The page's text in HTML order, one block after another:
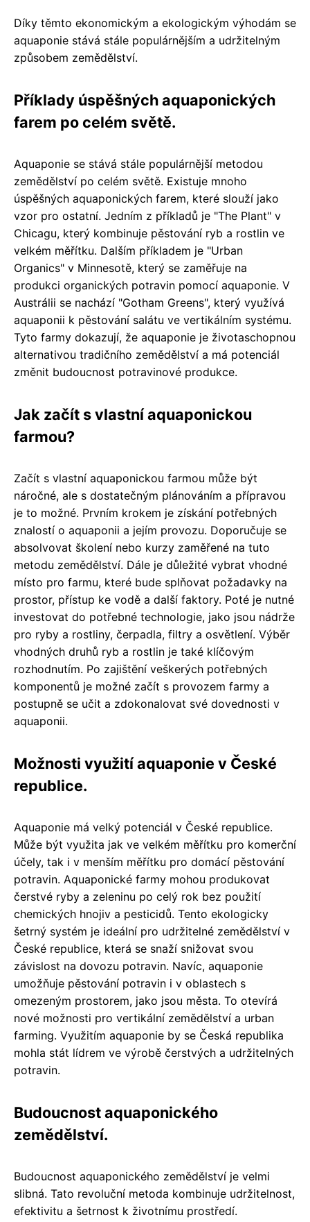
Díky těmto ekonomickým a ekologickým výhodám se
aquaponie stává stále populárnějším a udržitelným
způsobem zemědělství.
Příklady úspěšných aquaponických
farem po celém světě.
Aquaponie se stává stále populárnější metodou
zemědělství po celém světě. Existuje mnoho
úspěšných aquaponických farem, které slouží jako
vzor pro ostatní. Jedním z příkladů je "The Plant" v
Chicagu, který kombinuje pěstování ryb a rostlin ve
velkém měřítku. Dalším příkladem je "Urban
Organics" v Minnesotě, který se zaměřuje na
produkci organických potravin pomocí aquaponie. V
Austrálii se nachází "Gotham Greens", který využívá
aquaponii k pěstování salátu ve vertikálním systému.
Tyto farmy dokazují, že aquaponie je životaschopnou
alternativou tradičního zemědělství a má potenciál
změnit budoucnost potravinové produkce.
Jak začít s vlastní aquaponickou
farmou?
Začít s vlastní aquaponickou farmou může být
náročné, ale s dostatečným plánováním a přípravou
je to možné. Prvním krokem je získání potřebných
znalostí o aquaponii a jejím provozu. Doporučuje se
absolvovat školení nebo kurzy zaměřené na tuto
metodu zemědělství. Dále je důležité vybrat vhodné
místo pro farmu, které bude splňovat požadavky na
prostor, přístup ke vodě a další faktory. Poté je nutné
investovat do potřebné technologie, jako jsou nádrže
pro ryby a rostliny, čerpadla, filtry a osvětlení. Výběr
vhodných druhů ryb a rostlin je také klíčovým
rozhodnutím. Po zajištění veškerých potřebných
komponentů je možné začít s provozem farmy a
postupně se učit a zdokonalovat své dovednosti v
aquaponii.
Možnosti využití aquaponie v České
republice.
Aquaponie má velký potenciál v České republice.
Může být využita jak ve velkém měřítku pro komerční
účely, tak i v menším měřítku pro domácí pěstování
potravin. Aquaponické farmy mohou produkovat
čerstvé ryby a zeleninu po celý rok bez použití
chemických hnojiv a pesticidů. Tento ekologicky
šetrný systém je ideální pro udržitelné zemědělství v
České republice, která se snaží snižovat svou
závislost na dovozu potravin. Navíc, aquaponie
umožňuje pěstování potravin i v oblastech s
omezeným prostorem, jako jsou města. To otevírá
nové možnosti pro vertikální zemědělství a urban
farming. Využitím aquaponie by se Česká republika
mohla stát lídrem ve výrobě čerstvých a udržitelných
potravin.
Budoucnost aquaponického
zemědělství.
Budoucnost aquaponického zemědělství je velmi
slibná. Tato revoluční metoda kombinuje udržitelnost,
efektivitu a šetrnost k životnímu prostředí.